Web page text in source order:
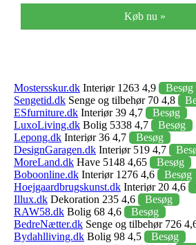
Køb nu »
Mostersskur.dk Interiør 1263 4,9
Besøg
Sengetid.dk Senge og tilbehør 70 4,8
ESfurniture.dk Interiør 39 4,7
Besøg
LuxoLiving.dk Bolig 5338 4,7
Besøg
Lepong.dk Interiør 36 4,7
Besøg
DesignGaragen.dk Interiør 519 4,7
MoreLand.dk Have 5148 4,65
Besøg
Boboonline.dk Interiør 1276 4,6
Besøg
Hoejgaardbrugskunst.dk Interiør 20 4,6
Illux.dk Dekoration 235 4,6
Besøg
RAW58.dk Bolig 68 4,6
Besøg
BedreNætter.dk Senge og tilbehør 726
Bydahlliving.dk Bolig 98 4,5
Besøg